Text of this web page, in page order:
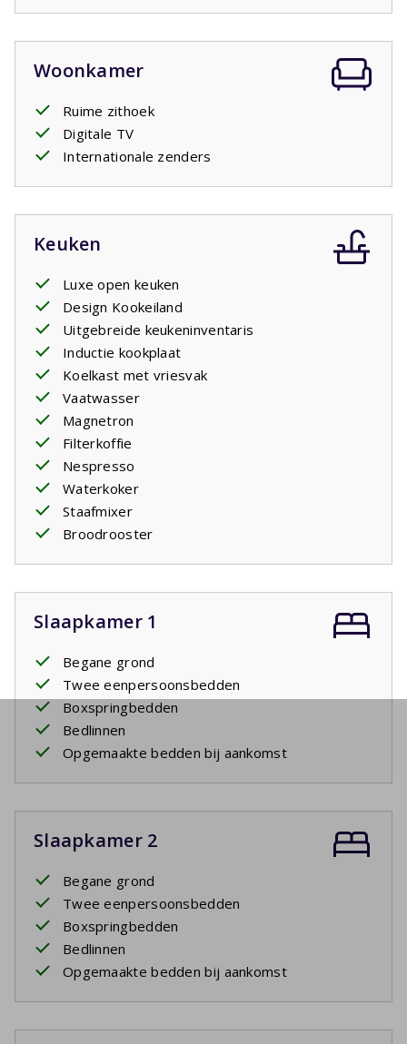
Woonkamer
Ruime zithoek
Digitale TV
Internationale zenders
Keuken
Luxe open keuken
Design Kookeiland
Uitgebreide keukeninventaris
Inductie kookplaat
Koelkast met vriesvak
Vaatwasser
Magnetron
Filterkoffie
Nespresso
Waterkoker
Staafmixer
Broodrooster
Slaapkamer 1
Begane grond
Twee eenpersoonsbedden
Boxspringbedden
Bedlinnen
Opgemaakte bedden bij aankomst
Slaapkamer 2
Begane grond
Twee eenpersoonsbedden
Boxspringbedden
Bedlinnen
Opgemaakte bedden bij aankomst